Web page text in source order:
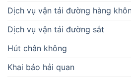
Dịch vụ vận tải đường hàng
Dịch vụ vận tải đường sắt
Hút chân không
Khai báo hải quan